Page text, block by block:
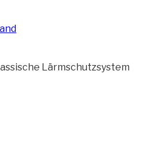
Lärmschutzsystem